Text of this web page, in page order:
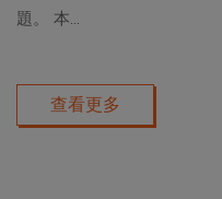
題。 本...
查看更多